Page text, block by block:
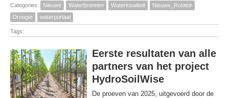
Categories: Nieuws Waterbronnen Waterkwaliteit
Nieuws_Rotator
Droogte
waterportaal
Tags:
Eerste resultaten van alle
partners van het project
HydroSoilWise
De proeven van 2025, uitgevoerd door de